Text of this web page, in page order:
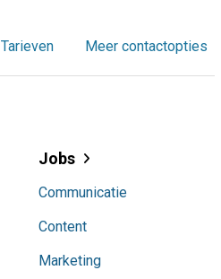
Tarieven Meer contactopties
Jobs
Communicatie
Content
Marketing